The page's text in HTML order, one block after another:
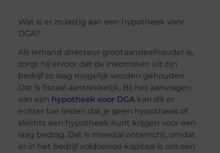
Wat is er zo lastig aan een hypotheek voor
DGA?
Als iemand directeur grootaandeelhouderis,
zorgt hij ervoor dat de inkomsten uit zijn
bedrijf zo laag mogelijk worden gehouden.
Dat is fiscaal aantrekkelijk. Bij het aanvragen
van een hypotheek voor DGAkan dit er
echter toe leiden dat je geen hypotheek of
slechts een hypotheek kunt krijgen voor een
laag bedrag. Dat is meestal onterecht, omdat
er in het bedrijf voldoende kapitaal is om een